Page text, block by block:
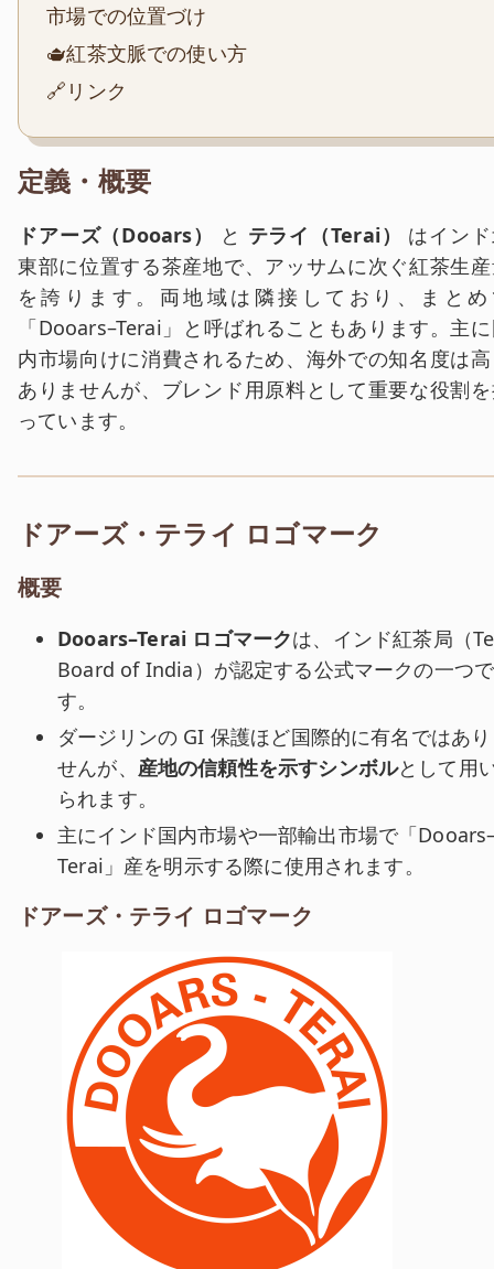
市場での位置づけ
🫖紅茶文脈での使い方
🔗リンク
定義・概要
ドアーズ（Dooars） と テライ（Terai）
はイン
東部に位置する茶産地で、アッサムに次ぐ紅茶生
を誇ります。両地域は隣接しており、まとめ
「Dooars–Terai」と呼ばれることもあります。主
内市場向けに消費されるため、海外での知名度は
ありませんが、ブレンド用原料として重要な役割
っています。
ドアーズ・テライ ロゴマーク
概要
Dooars–Terai ロゴマークは、インド紅茶局（
Board of India）が認定する公式マークの一つで
す。
ダージリンの GI 保護ほど国際的に有名ではあ
せんが、 産地の信頼性を示すシンボルとして用
られます。
主にインド国内市場や一部輸出市場で「
Terai」産を明示する際に使用されます。
ドアーズ・テライ ロゴマーク
ドアーズ・テライの公式ロゴマークです。インド